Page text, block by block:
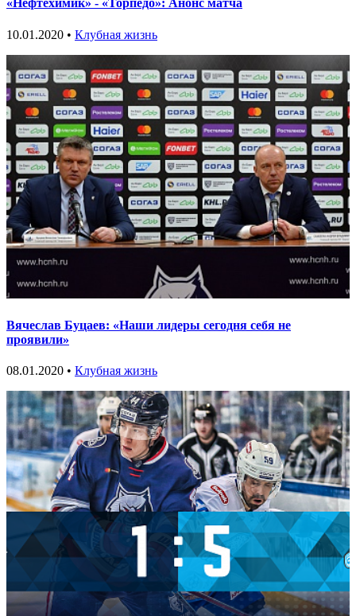
«Нефтехимик» - «Торпедо»: Анонс матча
10.01.2020 • Клубная жизнь
Вячеслав Буцаев: «Наши лидеры сегодня себя не
проявили»
08.01.2020 • Клубная жизнь